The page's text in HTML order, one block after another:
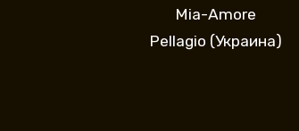
Mia-Amore
Pellagio (Украина)